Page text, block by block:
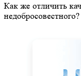
Как же отличить
недобросовестного?